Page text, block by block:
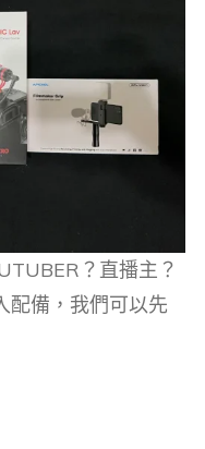
？直播主？
配備，我們可以先